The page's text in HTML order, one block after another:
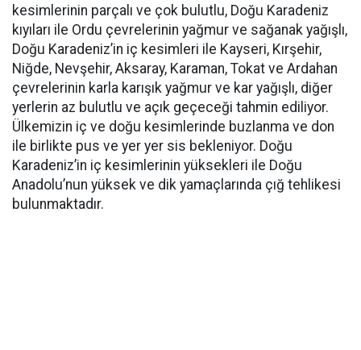
kesimlerinin parçalı ve çok bulutlu, Doğu Karadeniz
kıyıları ile Ordu çevrelerinin yağmur ve sağanak yağışlı,
Doğu Karadeniz’in iç kesimleri ile Kayseri, Kırşehir,
Niğde, Nevşehir, Aksaray, Karaman, Tokat ve Ardahan
çevrelerinin karla karışık yağmur ve kar yağışlı, diğer
yerlerin az bulutlu ve açık geçeceği tahmin ediliyor.
Ülkemizin iç ve doğu kesimlerinde buzlanma ve don
ile birlikte pus ve yer yer sis bekleniyor. Doğu
Karadeniz’in iç kesimlerinin yüksekleri ile Doğu
Anadolu’nun yüksek ve dik yamaçlarında çığ tehlikesi
bulunmaktadır.